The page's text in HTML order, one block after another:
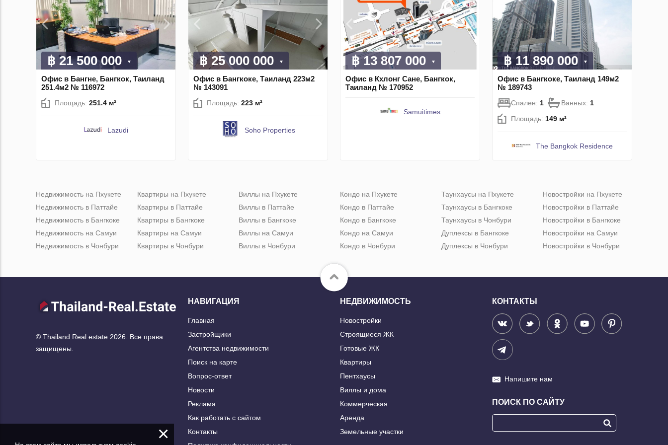
฿ 21 500 000
Офис в Бангне, Бангкок, Таиланд
251.4м2 № 116972
Площадь: 251.4 м²
Lazudi
฿ 25 000 000
Офис в Бангкоке, Таиланд 223м2
№ 143091
Площадь: 223 м²
Soho Properties
฿ 13 807 000
Офис в Кхлонг Сане, Бангкок,
Таиланд № 170952
Samuitimes
฿ 11 890 000
Офис в Бангкоке, Таиланд 149м2
№ 189743
Спален: 1 Ванных: 1
Площадь: 149 м²
The Bangkok Residence
Недвижимость на Пхукете
Недвижимость в Паттайе
Недвижимость в Бангкоке
Недвижимость на Самуи
Недвижимость в Чонбури
Квартиры на Пхукете
Квартиры в Паттайе
Квартиры в Бангкоке
Квартиры на Самуи
Квартиры в Чонбури
Виллы на Пхукете
Виллы в Паттайе
Виллы в Бангкоке
Виллы на Самуи
Виллы в Чонбури
Кондо на Пхукете
Кондо в Паттайе
Кондо в Бангкоке
Кондо на Самуи
Кондо в Чонбури
Таунхаусы на Пхукете
Таунхаусы в Бангкоке
Таунхаусы в Чонбури
Дуплексы в Бангкоке
Дуплексы в Чонбури
Новостройки на Пхукете
Новостройки в Паттайе
Новостройки в Бангкоке
Новостройки на Самуи
Новостройки в Чонбури
© Thailand Real estate 2026. Все права
защищены.
НАВИГАЦИЯ
Главная
Застройщики
Агентства недвижимости
Поиск на карте
Вопрос-ответ
Новости
Реклама
Как работать с сайтом
Контакты
НЕДВИЖИМОСТЬ
Новостройки
Строящиеся ЖК
Готовые ЖК
Квартиры
Пентхаусы
Виллы и дома
Коммерческая
Аренда
Земельные участки
КОНТАКТЫ
Напишите нам
ПОИСК ПО САЙТУ
×